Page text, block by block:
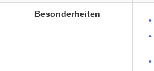
Besonderheiten